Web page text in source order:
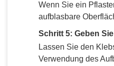
Wenn Sie ein
aufblasbare
Schritt 5: Geben
Lassen Sie den
Verwendung des